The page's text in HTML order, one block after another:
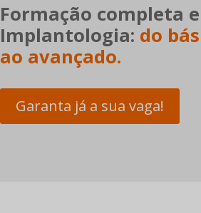
Formação completa
Implantologia: do
ao avançado.
Garanta já a sua vaga!